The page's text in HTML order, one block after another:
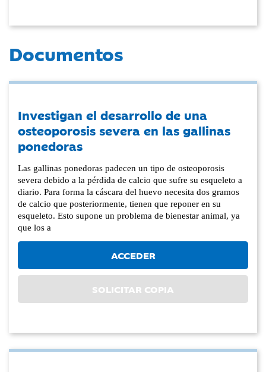
Documentos
Investigan el desarrollo de una
osteoporosis severa en las gallinas
ponedoras
Las gallinas ponedoras padecen un tipo de osteoporosis
severa debido a la pérdida de calcio que sufre su esqueleto a
diario. Para forma la cáscara del huevo necesita dos gramos
de calcio que posteriormente, tienen que reponer en su
esqueleto. Esto supone un problema de bienestar animal, ya
que los a
ACCEDER
SOLICITAR COPIA